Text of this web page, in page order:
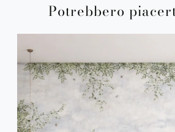
Potrebbero